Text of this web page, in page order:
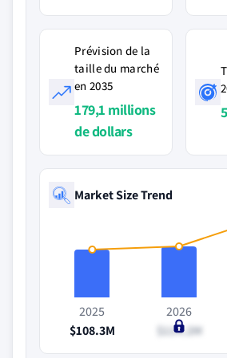
Prévision de la
taille du marché
en 2035
179,1 millions
de dollars
Market Size Trend
2025
$108.3M
2026
$114.2M